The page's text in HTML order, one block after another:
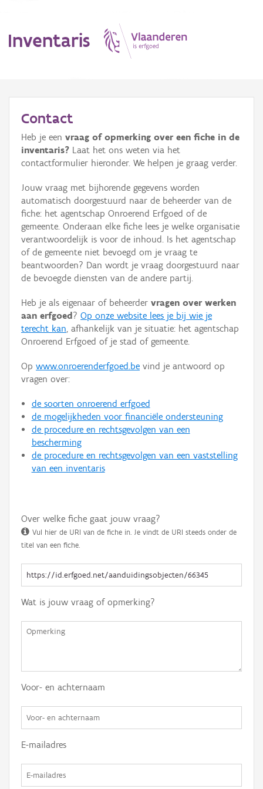
Inventaris
Erfgoedobject
Aanduidingsobject
Waarneming
Thema
Gebeurtenis
Persoon of collectief
Hergebruik
Aanmelden
Contact
Heb je een vraag of opmerking over een fiche in de
inventaris? Laat het ons weten via het
contactformulier hieronder. We helpen je graag verder.
Jouw vraag met bijhorende gegevens worden
automatisch doorgestuurd naar de beheerder van de
fiche: het agentschap Onroerend Erfgoed of de
gemeente. Onderaan elke fiche lees je welke organisatie
verantwoordelijk is voor de inhoud. Is het agentschap
of de gemeente niet bevoegd om je vraag te
beantwoorden? Dan wordt je vraag doorgestuurd naar
de bevoegde diensten van de andere partij.
Heb je als eigenaar of beheerder vragen over werken
aan erfgoed ? Op onze website lees je bij wie je
terecht kan, afhankelijk van je situatie: het agentschap
Onroerend Erfgoed of je stad of gemeente.
Op www.onroerenderfgoed.be vind je antwoord op
vragen over:
de soorten onroerend erfgoed
de mogelijkheden voor financiële ondersteuning
de procedure en rechtsgevolgen van een
bescherming
de procedure en rechtsgevolgen van een vaststelling
van een inventaris
Over welke fiche gaat jouw vraag?
Vul hier de URI van de fiche in. Je vindt de URI steeds onder de
titel van een fiche.
Wat is jouw vraag of opmerking?
Voor- en achternaam
E-mailadres